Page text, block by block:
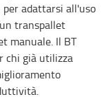
adattarsi all'uso
transpallet
manuale. Il BT
chi già utilizza